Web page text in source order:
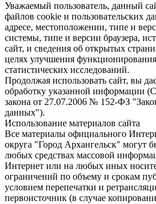
Уважаемый пользователь, данный
файлов cookie и пользовательских
адресе, местоположении, типе и
системы, типе и версии браузера,
сайт, и сведения об открытых
целях улучшения
статистических исследований.
Продолжая использовать сайт, вы
обработку указанной информации
закона от 27.07.2006 № 152-ФЗ
данных").
Использование материалов сайта
Все материалы официального
округа "Город Архангельск" могут
любых средствах массовой
Интернет или на любых иных
ограничений по объему и срокам
условием перепечатки и
первоисточник (в случае